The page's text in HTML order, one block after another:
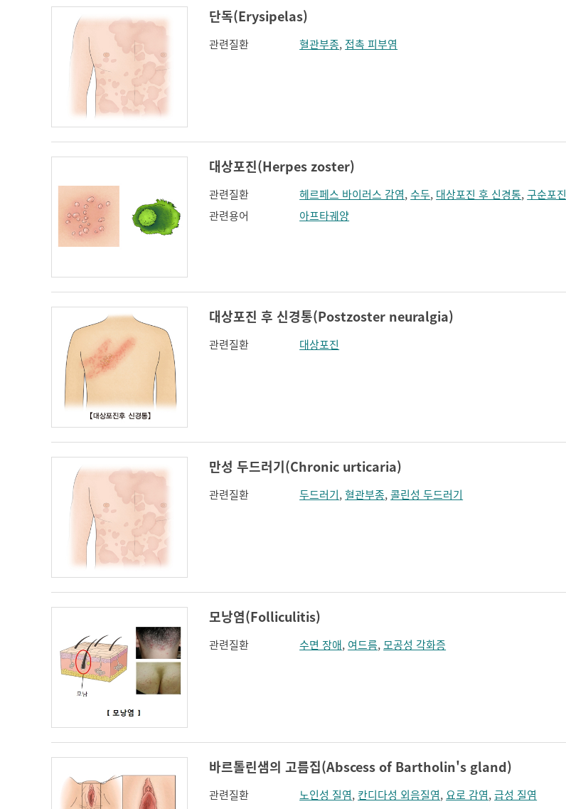
단독(Erysipelas)
관련질환 혈관부종, 접촉 피부염
대상포진(Herpes zoster)
관련질환 헤르페스 바이러스 감염,수두, 대상포진 후 신경통,구순포진
관련용어
아프타궤양
대상포진 후 신경통(Postzoster neuralgia)
관련질환 대상포진
만성 두드러기(Chronic urticaria)
관련질환 두드러기,혈관부종,콜린성 두드러기
모낭염(Folliculitis)
관련질환 수면 장애, 여드름,모공성 각화증
바르톨린샘의 고름집(Abscess of Bartholin's gland)
관련질환 노인성 질염, 칸디다성 외음질염,요로 감염,급성 질염